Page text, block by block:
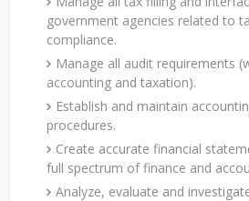
government agencies related to
compliance.
Manage all audit requirements
accounting and taxation).
Establish and maintain
procedures.
Create accurate financial
full spectrum of finance and
Analyze, evaluate and